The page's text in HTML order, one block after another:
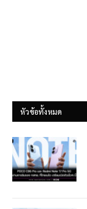
หัวข้อทั้งหมด